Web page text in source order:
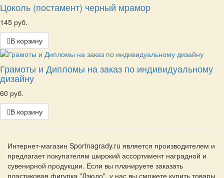
Цоколь (постамент) черный мрамор
145 руб.
В корзину
Грамоты и Дипломы на заказ по индивидуальному
дизайну
60 руб.
В корзину
Интернет-магазин Sportnagrady.ru является производителем и
предлагает покупателям широкий ассортимент наградной и
сувенирной продукции. Если вы планируете заказать
пластиковая фигурка "Дзюдо", у нас вы сможете купить товары